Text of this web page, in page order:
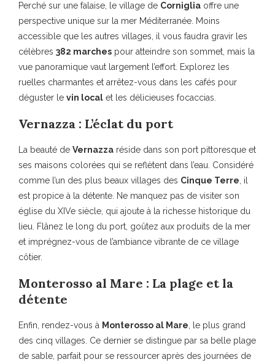
Perché sur une falaise, le village de Corniglia offre une
perspective unique sur la mer Méditerranée. Moins
accessible que les autres villages, il vous faudra gravir les
célèbres 382 marches pour atteindre son sommet, mais la
vue panoramique vaut largement l’effort. Explorez les
ruelles charmantes et arrêtez-vous dans les cafés pour
déguster le vin local et les délicieuses focaccias.
Vernazza : L’éclat du port
La beauté de Vernazza réside dans son port pittoresque et
ses maisons colorées qui se reflètent dans l’eau. Considéré
comme l’un des plus beaux villages des Cinque Terre, il
est propice à la détente. Ne manquez pas de visiter son
église du XIVe siècle, qui ajoute à la richesse historique du
lieu. Flânez le long du port, goûtez aux produits de la mer
et imprégnez-vous de l’ambiance vibrante de ce village
côtier.
Monterosso al Mare : La plage et la
détente
Enfin, rendez-vous à Monterosso al Mare, le plus grand
des cinq villages. Ce dernier se distingue par sa belle plage
de sable, parfait pour se ressourcer après des journées de